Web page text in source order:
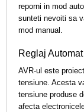
reporni in mod
sunteti nevoiti sa
mod manual.
Reglaj
AVR-ul este
tensiune. Acesta
tensiune produse
afecta